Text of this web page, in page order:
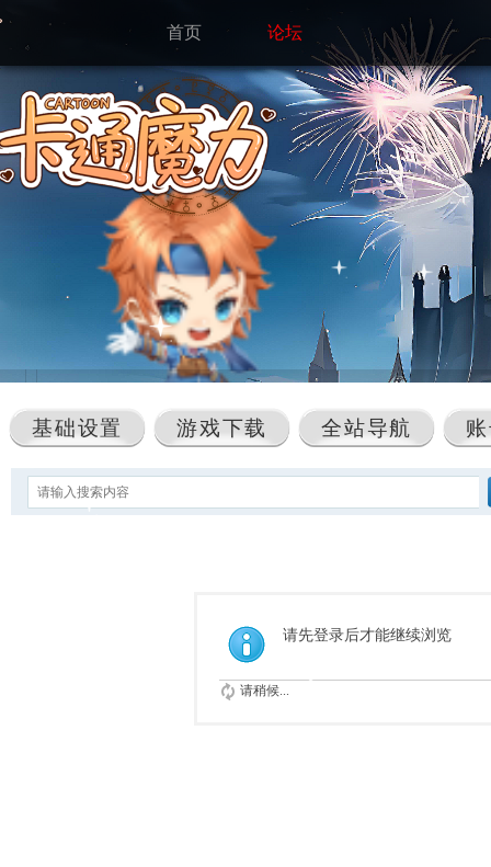
首页 论坛
基础设置 游戏下载 全站导航
请先登录后才能继续浏览
请稍候...